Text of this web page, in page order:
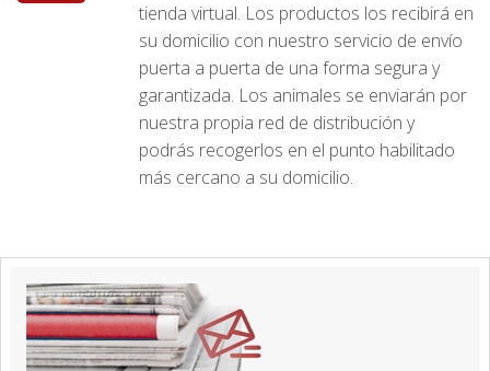
tienda virtual. Los productos los recibirá en
su domicilio con nuestro servicio de envío
puerta a puerta de una forma segura y
garantizada. Los animales se enviarán por
nuestra propia red de distribución y
podrás recogerlos en el punto habilitado
más cercano a su domicilio.